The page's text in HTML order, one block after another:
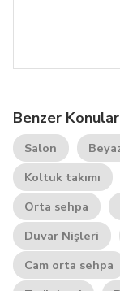
Benzer Konular
Salon
Koltuk takımı
Orta sehpa
Duvar Nişleri
Cam orta sehpa